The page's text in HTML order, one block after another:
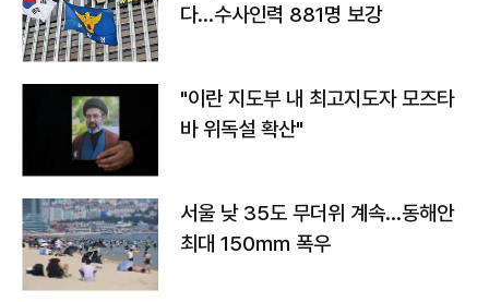
다…수사인력 881명 보강
"이란 지도부 내 최고지도자 모즈타
바 위독설 확산"
서울 낮 35도 무더위 계속…동해안
최대 150㎜ 폭우